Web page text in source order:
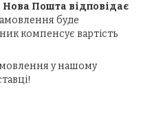
Нова Пошта відповідає
буде
компенсує вартість
у нашому